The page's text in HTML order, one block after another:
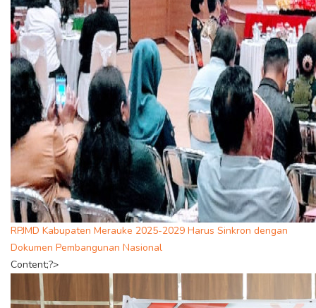
RPJMD Kabupaten Merauke 2025-2029 Harus Sinkron dengan
Dokumen Pembangunan Nasional
Content;?>